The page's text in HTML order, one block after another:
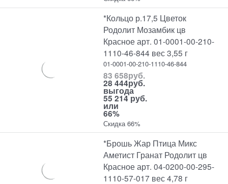
*Кольцо р.17,5 Цветок
Родолит Мозамбик цв
Красное арт. 01-0001-00-210-
1110-46-844 вес 3,55 г
01-0001-00-210-1110-46-844
83 658руб.
28 444руб.
выгода
55 214 руб.
или
66%
Скидка 66%
*Брошь Жар Птица Микс
Аметист Гранат Родолит цв
Красное арт. 04-0200-00-295-
1110-57-017 вес 4,78 г